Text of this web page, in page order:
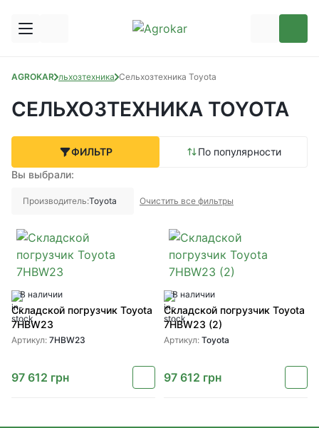
AGROKARСельхозтехника Сельхозтехника Toyota
СЕЛЬХОЗТЕХНИКА TOYOTA
ФИЛЬТР
По популярности
Вы выбрали:
Производитель:Toyota Очистить все фильтры
В наличии
Складской погрузчик Toyota
7HBW23
Артикул: 7HBW23
97 612 грн
В наличии
Складской погрузчик Toyota
7HBW23 (2)
Артикул: Toyota
97 612 грн